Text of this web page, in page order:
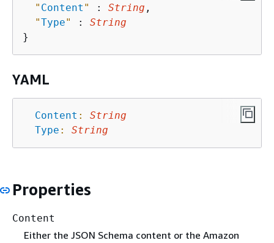
" Content " : String ,
"Type" : String
YAML
Content :
String
Type : String
Properties
Content
Either the JSON Schema content or the Amazon